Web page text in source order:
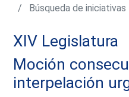
Búsqueda de iniciativas
XIV Legislatura
Moción
interpelación